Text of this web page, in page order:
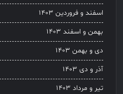
اسفند و فروردین ۱۴۰۳
بهمن و اسفند ۱۴۰۳
دی و بهمن ۱۴۰۳
آذر و دی ۱۴۰۳
تیر و مرداد ۱۴۰۳